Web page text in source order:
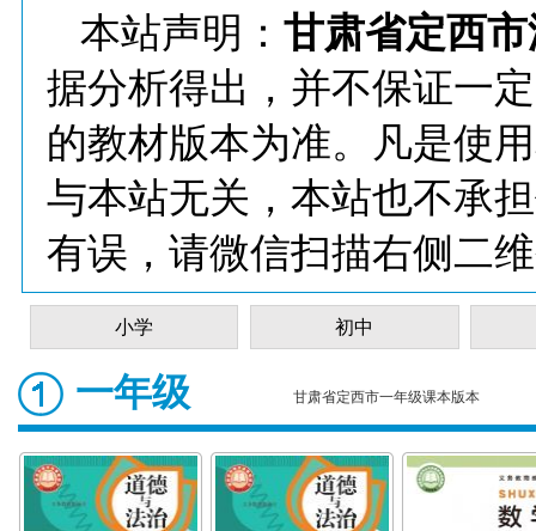
本站声明： 甘肃省定西
据分析得出，并不保证一
的教材版本为准。凡是使
与本站无关，本站也不承
有误，请微信扫描右侧二
小学 初中
一年级 甘肃省定西市一年级课本版本